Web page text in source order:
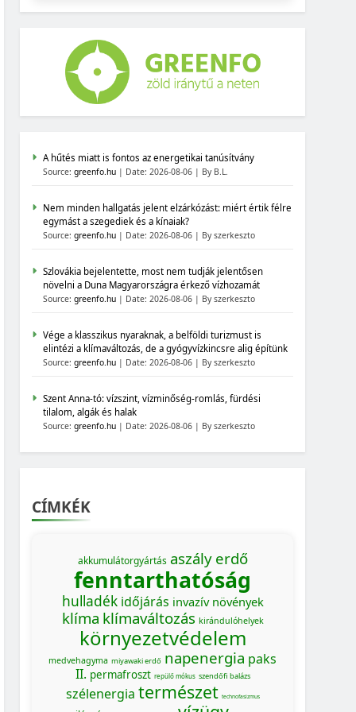
A hűtés miatt is fontos az energetikai tanúsítvány
Source:greenfo.hu Date: 2026-08-06 By B.L.
Nem minden hallgatás jelent elzárkózást: miért értik félre
egymást a szegediek és a kínaiak?
Source:greenfo.hu Date: 2026-08-06 By szerkeszto
Szlovákia bejelentette, most nem tudják jelentősen
növelni a Duna Magyarországra érkező vízhozamát
Source:greenfo.hu Date: 2026-08-06 By szerkeszto
Vége a klasszikus nyaraknak, a belföldi turizmust is
elintézi a klímaváltozás, de a gyógyvízkincsre alig építünk
Source:greenfo.hu Date: 2026-08-06 By szerkeszto
Szent Anna-tó: vízszint, vízminőség-romlás, fürdési
tilalom, algák és halak
Source:greenfo.hu Date: 2026-08-06 By szerkeszto
CÍMKÉK
akkumulátorgyártás aszály erdő
fenntarthatóság
hulladék időjárás invazív növények
klíma klímaváltozás kirándulóhelyek
környezetvédelem
medvehagyma miyawaki erdő napenergia paks
II. permafroszt repülő mókus szendőfi balázs
szélenergia természet technofasizmus
MAGYARORSZÁG SZÁMOKBAN